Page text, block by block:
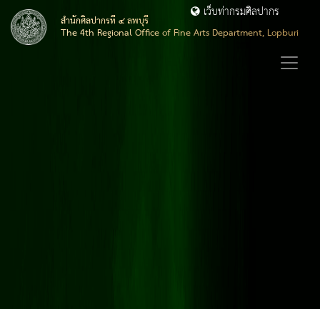
สำนักศิลปากรที่ ๔ ลพบุรี
The 4th Regional Office of Fine Arts Department, Lopburi
เว็บท่ากรมศิลปากร